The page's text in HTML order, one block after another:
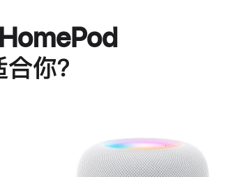
你？
进
一
步